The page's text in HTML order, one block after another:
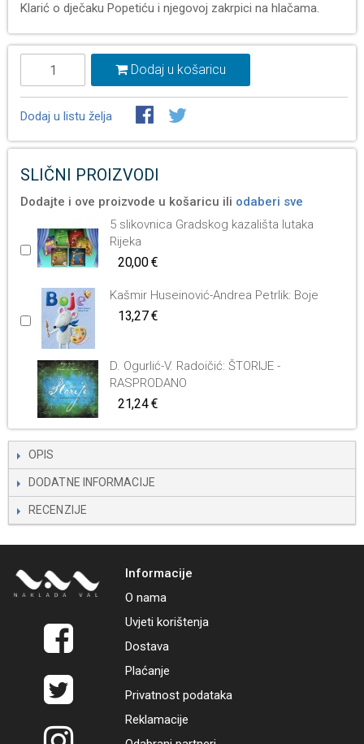
Klarić o dječaku Popetiću i njegovoj zakrpici na hlačama.
Dodaj u košaricu
Dodaj u listu želja
SLIČNI PROIZVODI
Dodajte i ove proizvode u košaricu ili odaberi sve
5 slikovnica Gradskog kazališta lutaka
Rijeka
20,00 €
Kašmir Huseinović-Andrea Petrlik: Boje
13,27 €
D. Ogurlić-V. Radoičić: ŠTORIJE -
RASPRODANO
21,24 €
OPIS
DODATNE INFORMACIJE
RECENZIJE
Informacije
O nama
Uvjeti korištenja
Dostava
Plaćanje
Privatnost podataka
Reklamacije